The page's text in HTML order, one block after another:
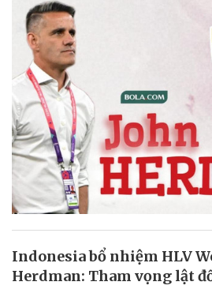
Indonesia bổ nhiệm HLV
Herdman: Tham vọng lật